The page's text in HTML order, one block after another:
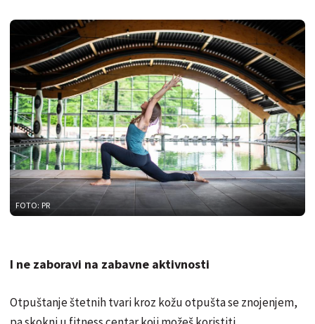
FOTO: PR
I ne zaboravi na zabavne aktivnosti
Otpuštanje štetnih tvari kroz kožu otpušta se znojenjem,